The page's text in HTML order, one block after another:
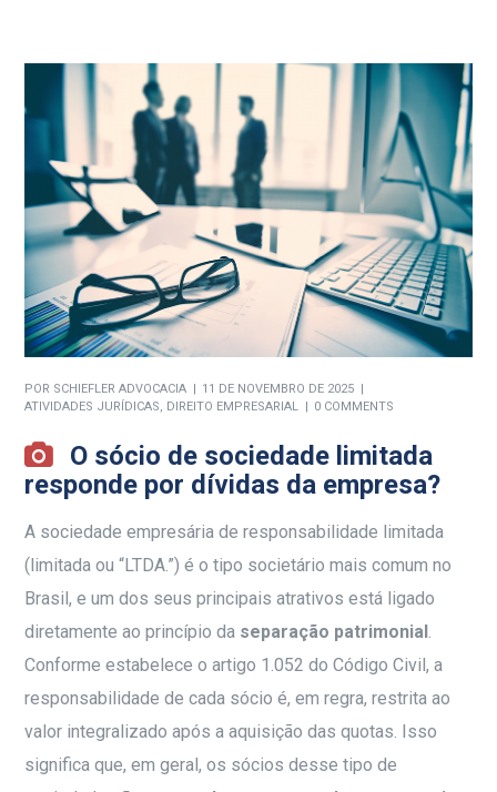
POR SCHIEFLER ADVOCACIA
11 DE NOVEMBRO DE 2025
ATIVIDADES JURÍDICAS, DIREITO EMPRESARIAL 0 COMMENTS
O sócio de sociedade limitada
responde por dívidas da empresa?
A sociedade empresária de responsabilidade limitada
(limitada ou “LTDA.”) é o tipo societário mais comum no
Brasil, e um dos seus principais atrativos está ligado
diretamente ao princípio da separação patrimonial
Conforme estabelece o artigo 1.052 do Código Civil, a
responsabilidade de cada sócio é, em regra, restrita ao
valor integralizado após a aquisição das quotas. Isso
significa que, em geral, os sócios desse tipo de